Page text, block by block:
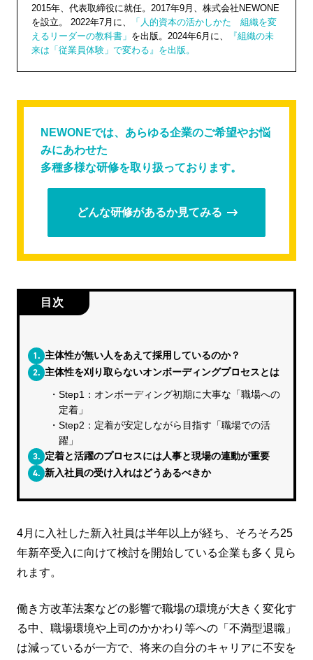
04"
height="
104">
2015年、代表取締役に就任。2017年9月、株式会社NEWONE
を設立。 2022年7月に、
「人的資本の活かしかた 組織を変
えるリーダーの教科書」 を出版。2024年6月に、
『組織の未
来は「従業員体験」で変わる』を出版。
NEWONEでは、あらゆる企業のご希望やお悩
みにあわせた
多種多様な研修を取り扱っております。
どんな研修があるか見てみる
目次
1. 主体性が無い人をあえて採用しているのか？
2. 主体性を刈り取らないオンボーディングプロセスとは
Step1：オンボーディング初期に大事な「職場への
定着」
Step2：定着が安定しながら目指す「職場での活
躍」
3. 定着と活躍のプロセスには人事と現場の連動が重要
4. 新入社員の受け入れはどうあるべきか
4月に入社した新入社員は半年以上が経ち、そろそろ25
年新卒受入に向けて検討を開始している企業も多く見ら
れます。
働き方改革法案などの影響で職場の環境が大きく変化す
る中、職場環境や上司のかかわり等への「不満型退職」
は減っているが一方で、将来の自分のキャリアに不安を